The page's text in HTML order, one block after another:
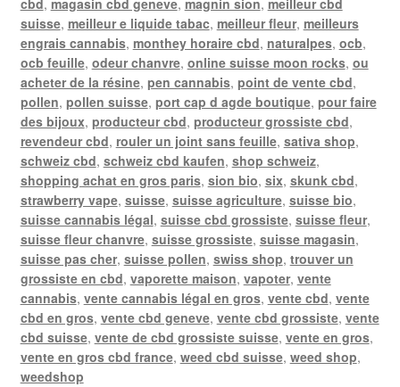
cbd, magasin cbd geneve, magnin sion, meilleur cbd
suisse, meilleur e liquide tabac, meilleur fleur, meilleurs
engrais cannabis, monthey horaire cbd, naturalpes, ocb,
ocb feuille, odeur chanvre, online suisse moon rocks, ou
acheter de la résine, pen cannabis, point de vente cbd,
pollen, pollen suisse, port cap d agde boutique, pour faire
des bijoux, producteur cbd, producteur grossiste cbd,
revendeur cbd, rouler un joint sans feuille, sativa shop,
schweiz cbd, schweiz cbd kaufen, shop schweiz,
shopping achat en gros paris, sion bio, six, skunk cbd,
strawberry vape, suisse, suisse agriculture, suisse bio,
suisse cannabis légal, suisse cbd grossiste, suisse fleur,
suisse fleur chanvre, suisse grossiste, suisse magasin,
suisse pas cher, suisse pollen, swiss shop, trouver un
grossiste en cbd, vaporette maison, vapoter, vente
cannabis, vente cannabis légal en gros, vente cbd, vente
cbd en gros, vente cbd geneve, vente cbd grossiste, vente
cbd suisse, vente de cbd grossiste suisse, vente en gros,
vente en gros cbd france, weed cbd suisse, weed shop,
weedshop